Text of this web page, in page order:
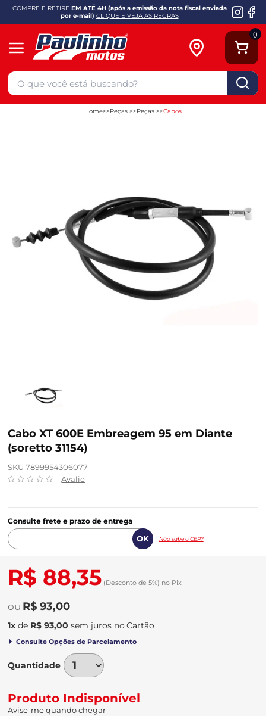
COMPRE E RETIRE EM ATÉ 4H (após a emissão da nota fiscal enviada
por e-mail) CLIQUE E VEJA AS REGRAS
0
Home Peças Peças Cabos
Cabo XT 600E Embreagem 95 em Diante
(soretto 31154)
SKU 7899954306077
Avalie
Consulte frete e prazo de entrega
Não sabe o CEP?
R$ 88,35 (Desconto de 5%) no Pix
R$ 93,00
1x de R$ 93,00 sem juros no
Quantidade
Produto Indisponível
Avise-me quando chegar